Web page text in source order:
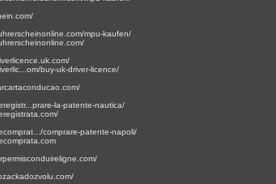
mpu-kaufen/
buy-uk-driver-licence/
la-patente-nautica/
comprare-patente-napoli/